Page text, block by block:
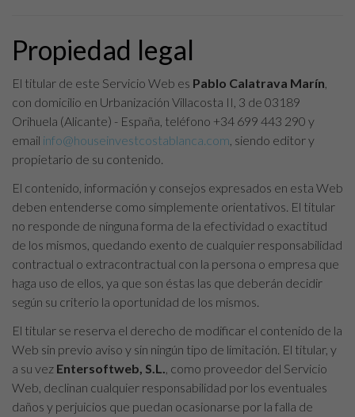
Propiedad legal
El titular de este Servicio Web es Pablo Calatrava Marín
con domicilio en Urbanización Villacosta II, 3 de 03189
Orihuela (Alicante) - España, teléfono +34 699 443 290 y
email info@houseinvestcostablanca.com , siendo editor y
propietario de su contenido.
El contenido, información y consejos expresados en esta Web
deben entenderse como simplemente orientativos. El titular
no responde de ninguna forma de la efectividad o exactitud
de los mismos, quedando exento de cualquier responsabilidad
contractual o extracontractual con la persona o empresa que
haga uso de ellos, ya que son éstas las que deberán decidir
según su criterio la oportunidad de los mismos.
El titular se reserva el derecho de modificar el contenido de la
Web sin previo aviso y sin ningún tipo de limitación. El titular, y
a su vez Entersoftweb, S.L. , como proveedor del Servicio
Web, declinan cualquier responsabilidad por los eventuales
daños y perjuicios que puedan ocasionarse por la falla de